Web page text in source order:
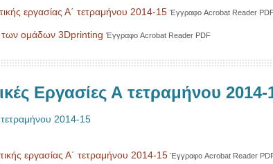
εργασίας Α΄ τετραμήνου 2014-15 Έγγραφο Acrobat Reader
των ομάδων 3Dprinting Έγγραφο Acrobat Reader PDF
Εργασίες Α τετραμήνου 2014-
2014-15
εργασίας Α΄ τετραμήνου 2014-15 Έγγραφο Acrobat Reader